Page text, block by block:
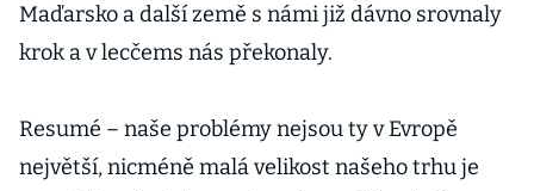
Maďarsko a další země s námi již dávno srovnaly
krok a v lecčems nás překonaly.
Resumé – naše problémy nejsou ty v Evropě
největší, nicméně malá velikost našeho trhu je